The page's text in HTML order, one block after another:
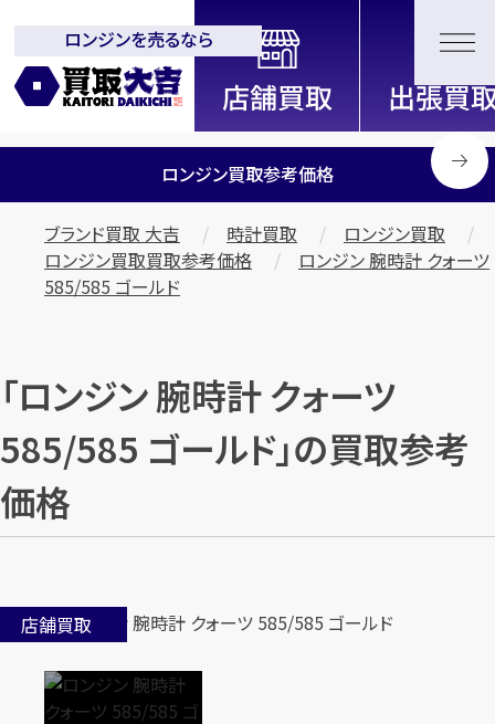
全国2200店舗以上展開中！
信頼と実績の買取専門店「買取大
吉」
ロンジンを売るなら
ロンジン買取参考価格
ブランド買取 大吉 時計買取
ロンジン買取
ロンジン買取買取参考価格
ロンジン 腕時計 クォーツ
585/585 ゴールド
「ロンジン 腕時計 クォーツ
585/585 ゴールド」の買取参考
価格
店舗買取